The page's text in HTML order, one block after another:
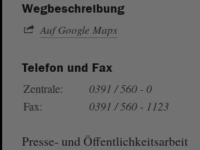
Wegbeschreibung
Auf Google Maps
Telefon und Fax
Zentrale:
0391 / 560 - 0
Fax:
0391 / 560 - 1123
Presse- und Öffentlichkeitsarbeit